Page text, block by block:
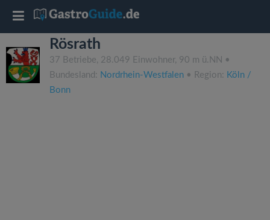
Rösrath
37 Betriebe, 28.049 Einwohner, 90 m ü.NN •
Bundesland: Nordrhein-Westfalen • Region: Köln /
Bonn
T
o
g